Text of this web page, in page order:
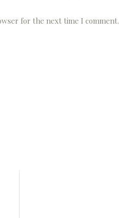
for the next time I comment.